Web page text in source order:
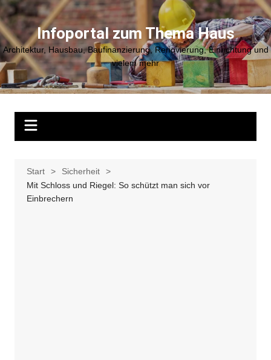
Zum
Inhalt
springenInfoportal zum Thema Haus
Architektur, Hausbau, Baufinanzierung, Renovierung, Einrichtung und
vielem mehr
Start
Sicherheit
Mit Schloss und Riegel: So schützt man sich vor
Einbrechern